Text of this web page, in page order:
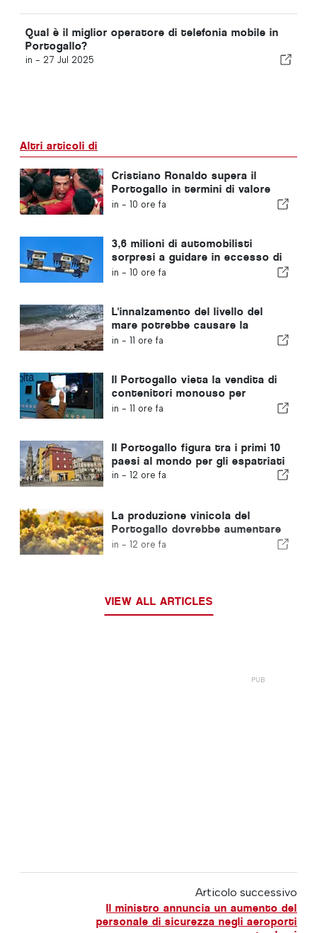
Qual è il miglior operatore di telefonia mobile in
Portogallo?
in - 27 Jul 2025
Altri articoli di
Cristiano Ronaldo supera il
Portogallo in termini di valore
commerciale
in - 10 ore fa
3,6 milioni di automobilisti
sorpresi a guidare in eccesso di
velocità in Portogallo negli
in - 10 ore fa
L'innalzamento del livello del
mare potrebbe causare la
scomparsa del 40% delle spiagge
in - 11 ore fa
Il Portogallo vieta la vendita di
contenitori monouso per
bevande privi del marchio Volta
in - 11 ore fa
Il Portogallo figura tra i primi 10
paesi al mondo per gli espatriati
in - 12 ore fa
La produzione vinicola del
Portogallo dovrebbe aumentare
del 12% in questa vendemmia
in - 12 ore fa
VIEW ALL ARTICLES
Articolo successivo
Il ministro annuncia un aumento del
personale di sicurezza negli aeroporti